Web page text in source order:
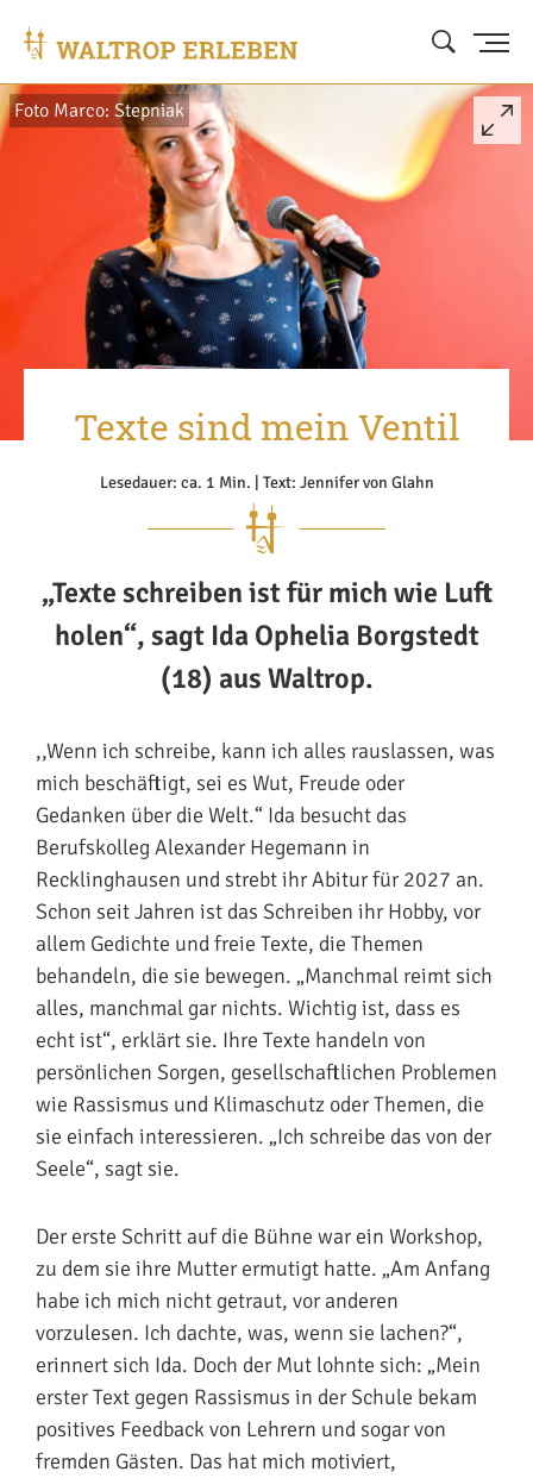
Foto Marco: Stepniak
Texte sind mein Ventil
Lesedauer: ca. 1 Min. | Text: Jennifer von Glahn
„Texte schreiben ist für mich wie Luft
holen“, sagt Ida Ophelia Borgstedt
(18) aus Waltrop.
,,Wenn ich schreibe, kann ich alles rauslassen, was
mich beschäftigt, sei es Wut, Freude oder
Gedanken über die Welt.“ Ida besucht das
Berufskolleg Alexander Hegemann in
Recklinghausen und strebt ihr Abitur für 2027 an.
Schon seit Jahren ist das Schreiben ihr Hobby, vor
allem Gedichte und freie Texte, die Themen
behandeln, die sie bewegen. „Manchmal reimt sich
alles, manchmal gar nichts. Wichtig ist, dass es
echt ist“, erklärt sie. Ihre Texte handeln von
persönlichen Sorgen, gesellschaftlichen Problemen
wie Rassismus und Klimaschutz oder Themen, die
sie einfach interessieren. „Ich schreibe das von der
Seele“, sagt sie.
Der erste Schritt auf die Bühne war ein Workshop,
zu dem sie ihre Mutter ermutigt hatte. „Am Anfang
habe ich mich nicht getraut, vor anderen
vorzulesen. Ich dachte, was, wenn sie lachen?“,
erinnert sich Ida. Doch der Mut lohnte sich: „Mein
erster Text gegen Rassismus in der Schule bekam
positives Feedback von Lehrern und sogar von
fremden Gästen. Das hat mich motiviert,